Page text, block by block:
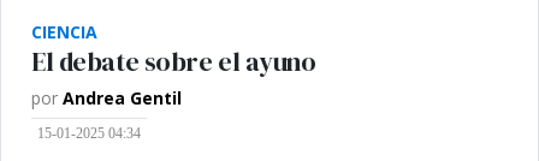
CIENCIA
El debate sobre el ayuno
por Andrea Gentil
15-01-2025 04:34